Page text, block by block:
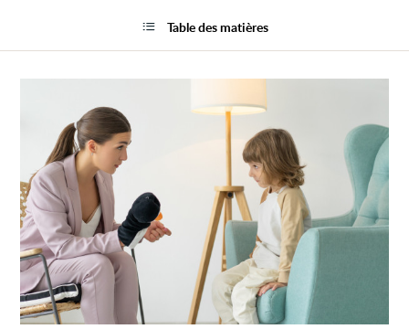
et
Table des matières